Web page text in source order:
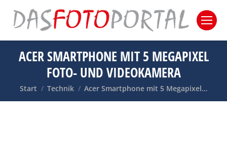
ACER SMARTPHONE MIT 5 MEGAPIXEL
FOTO- UND VIDEOKAMERA
Sie befinden sich hier:
Start Technik Acer Smartphone mit 5 Megapixel…